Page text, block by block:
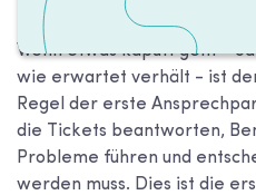
Wenn etwas kaputt geht -
wie erwartet verhält - ist
Regel der erste
die Tickets beantworten,
Probleme führen und
werden muss. Dies ist die